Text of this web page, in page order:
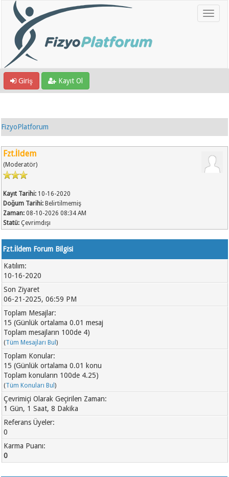
Giriş Kayıt Ol
FizyoPlatforum
Fzt.İldem
(Moderatör)
Kayıt Tarihi: 10-16-2020
Doğum Tarihi: Belirtilmemiş
Zaman: 08-10-2026 08:34 AM
Statü: Çevrimdışı
Fzt.İldem Forum Bilgisi
Katılım:
10-16-2020
Son Ziyaret
06-21-2025, 06:59 PM
Toplam Mesajlar:
15 (Günlük ortalama 0.01 mesaj
Toplam mesajların 100de 4)
(Tüm Mesajları Bul)
Toplam Konular:
15 (Günlük ortalama 0.01 konu
Toplam konuların 100de 4.25)
(Tüm Konuları Bul)
Çevrimiçi Olarak Geçirilen Zaman:
1 Gün, 1 Saat, 8 Dakika
Referans Üyeler:
0
Karma Puanı:
0